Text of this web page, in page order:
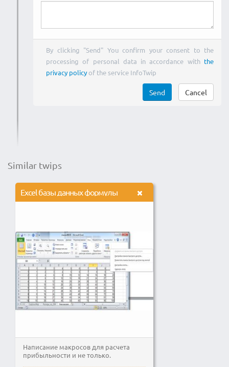
By clicking "Send" You confirm your consent to the
processing of personal data in accordance with the
privacy policyof the service InfoTwip
Send Cancel
Similar twips
Excel базы данных формулы
Написание макросов для расчета
прибыльности и не только.